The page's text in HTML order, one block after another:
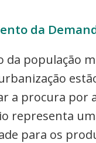
da
da população
a procura por
representa
para os